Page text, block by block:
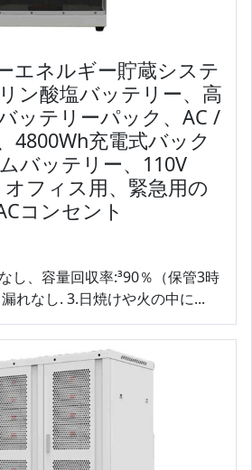
エネルギー貯蔵システ
ン酸塩バッテリー、高
ッテリーパック、AC /
4800Wh充電式バック
バッテリー、110V
フィス用、緊急用の
コンセント
し、容量回収率:³90％（保管3時
れなし. 3.日焼けや火の中に...